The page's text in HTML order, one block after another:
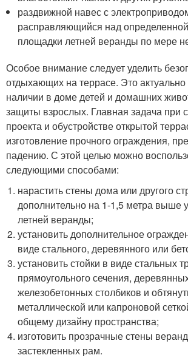
раздвижной навес с
расправляющийся над
площадки летней веранды по мере
Особое внимание следует уделить
отдыхающих на террасе. Это актуально
наличии в доме детей и домашних
защиты взрослых. Главная задача при
проекта и обустройстве открытой
изготовление прочного ограждения,
падению. С этой целью можно
следующими способами:
нарастить стены дома или другого
дополнительно на 1-1,5 метра выше
летней веранды;
установить дополнительное
виде стального, деревянного или
установить стойки в виде стальных
прямоугольного сечения,
железобетонных столбиков и
металлической или капроновой
общему дизайну пространства;
изготовить прозрачные стены
застекленных рам.